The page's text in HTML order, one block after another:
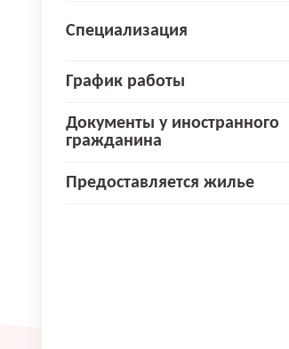
Специализация
График работы
Документы у иностранного
гражданина
Предоставляется жилье